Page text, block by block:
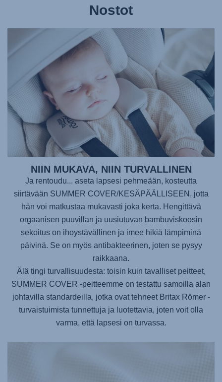
Nostot
NIIN MUKAVA, NIIN TURVALLINEN
Ja rentoudu... aseta lapsesi pehmeään, kosteutta
siirtävään SUMMER COVER/KESÄPÄÄLLISEEN, jotta
hän voi matkustaa mukavasti joka kerta. Hengittävä
orgaanisen puuvillan ja uusiutuvan bambuviskoosin
sekoitus on ihoystävällinen ja imee hikiä lämpiminä
päivinä. Se on myös antibakteerinen, joten se pysyy
raikkaana.
Älä tingi turvallisuudesta: toisin kuin tavalliset peitteet,
SUMMER COVER -peitteemme on testattu samoilla alan
johtavilla standardeilla, jotka ovat tehneet Britax Römer -
turvaistuimista tunnettuja ja luotettavia, joten voit olla
varma, että lapsesi on turvassa.